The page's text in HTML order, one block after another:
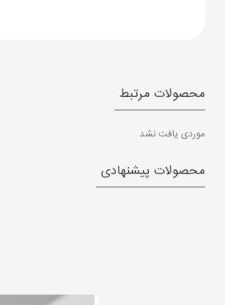
محصولات مرتبط
موردی یافت نشد
محصولات پیشنهادی